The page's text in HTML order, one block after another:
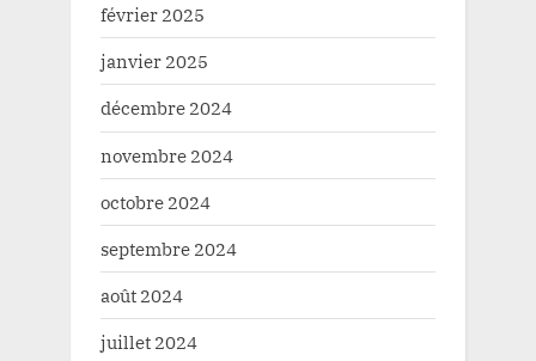
février 2025
janvier 2025
décembre 2024
novembre 2024
octobre 2024
septembre 2024
août 2024
juillet 2024